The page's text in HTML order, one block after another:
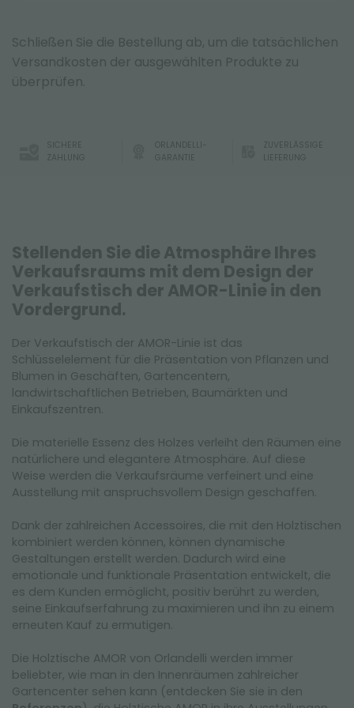
Schließen Sie die Bestellung ab, um die tatsächlichen
Versandkosten der ausgewählten Produkte zu
überprüfen.
SICHERE
ZAHLUNG
ORLANDELLI-
GARANTIE
ZUVERLÄSSIGE
LIEFERUNG
Stellenden Sie die Atmosphäre Ihres
Verkaufsraums mit dem Design der
Verkaufstisch der AMOR-Linie in den
Vordergrund.
Der Verkaufstisch der AMOR-Linie ist das
Schlüsselelement für die Präsentation von Pflanzen und
Blumen in Geschäften, Gartencentern,
landwirtschaftlichen Betrieben, Baumärkten und
Einkaufszentren.
Die materielle Essenz des Holzes verleiht den Räumen eine
natürlichere und elegantere Atmosphäre. Auf diese
Weise werden die Verkaufsräume verfeinert und eine
Ausstellung mit anspruchsvollem Design geschaffen.
Dank der zahlreichen Accessoires, die mit den Holztischen
kombiniert werden können, können dynamische
Gestaltungen erstellt werden. Dadurch wird eine
emotionale und funktionale Präsentation entwickelt, die
es dem Kunden ermöglicht, positiv berührt zu werden,
seine Einkaufserfahrung zu maximieren und ihn zu einem
erneuten Kauf zu ermutigen.
Die Holztische AMOR von Orlandelli werden immer
beliebter, wie man in den Innenräumen zahlreicher
Gartencenter sehen kann (entdecken Sie sie in den